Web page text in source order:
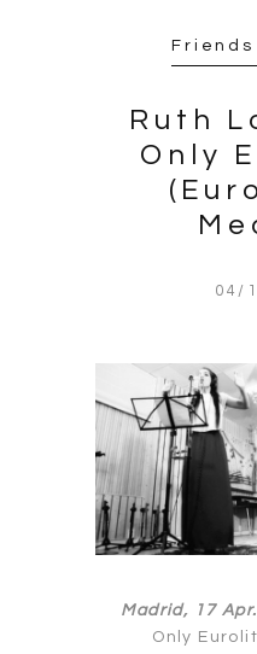
Ruth
Only
04/
Madrid, 17
Only